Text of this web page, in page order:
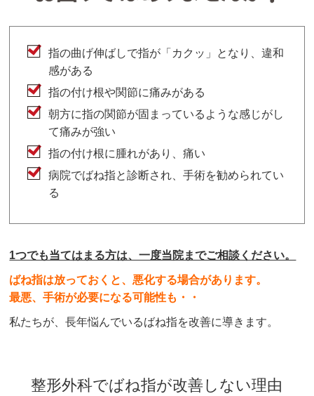
指の曲げ伸ばしで指が「カクッ」となり、違和
感がある
指の付け根や関節に痛みがある
朝方に指の関節が固まっているような感じがし
て痛みが強い
指の付け根に腫れがあり、痛い
病院でばね指と診断され、手術を勧められてい
る
1つでも当てはまる方は、一度当院までご相談ください。
ばね指は放っておくと、悪化する場合があります。
最悪、手術が必要になる可能性も・・
私たちが、長年悩んでいるばね指を改善に導きます。
整形外科でばね指が改善しない理由